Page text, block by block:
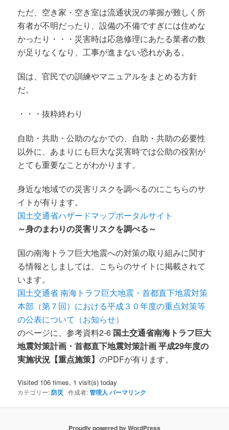
ただ、空き家・空き室は流通状況の掌握が難しく所
有者が不明だったり、設備の不備ですぎには住めな
かったり・・・災害時は応急修理にあたる業者の数
が足りなくなり、工事が進まない恐れがある。
国は、官民での訓練やマニュアルをまとめる方針
だ。
・・・抜粋終わり
自助・共助・公助のなかでの、自助・共助の必要性
以外に、あまりにも巨大な災害時では公助の役割が
とても重要なことがわかります。
身近な地域での災害リスクを調べるのにこちらのサ
イトが有ります。
国土交通省ハザードマップポータルサイト
～身のまわりの災害リスクを調べる～
国の南海トラフ巨大地震への対策の取り組みに関す
る情報としましては、こちらのサイトに掲載されて
います。
国土交通省 南海トラフ巨大地震・首都直下地震対策
本部（第７回）における平成３０年度の重点対策等
の公表について（お知らせ）
のページに、参考資料2-6 国土交通省南海トラフ巨大
地震対策計画・首都直下地震対策計画 平成29年度の
実施状況【重点施策】のPDFが有ります。
Visited 106 times, 1 visit(s) today
カテゴリー:防災 作成者:管理人 パーマリンク